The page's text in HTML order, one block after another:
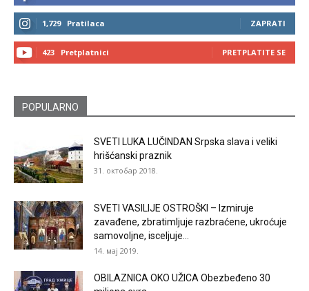
1,729 Pratilaca ZAPRATI
423 Pretplatnici PRETPLATITE SE
POPULARNO
SVETI LUKA LUČINDAN Srpska slava i veliki
hrišćanski praznik
31. октобар 2018.
SVETI VASILIJE OSTROŠKI – Izmiruje
zavađene, zbratimljuje razbraćene, ukroćuje
samovoljne, isceljuje...
14. мај 2019.
OBILAZNICA OKO UŽICA Obezbeđeno 30